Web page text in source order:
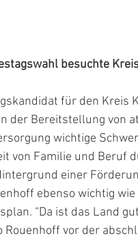
besuchte
für den Kreis
der Bereitstellung von
wichtige
von Familie und Beruf
einer
ebenso wichtig
“Da ist das Land
vor der